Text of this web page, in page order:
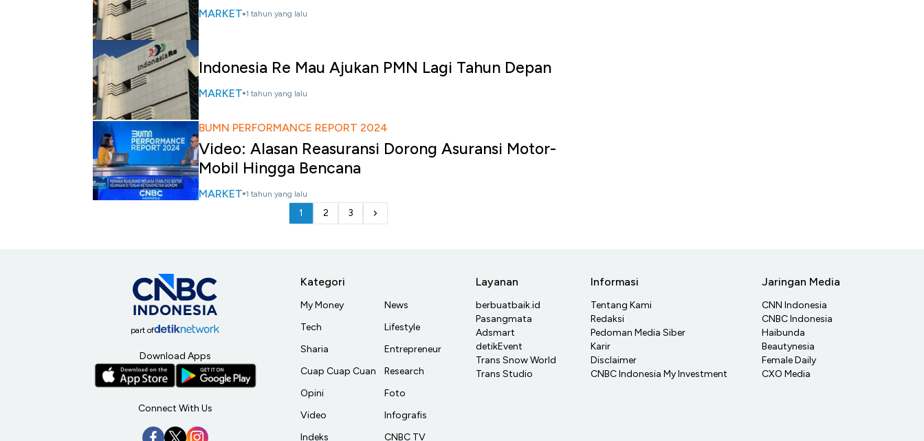
MARKET 1 tahun yang lalu
Indonesia Re Mau Ajukan PMN Lagi Tahun Depan
MARKET 1 tahun yang lalu
BUMN PERFORMANCE REPORT 2024
Video: Alasan Reasuransi Dorong Asuransi Motor-
Mobil Hingga Bencana
MARKET 1 tahun yang lalu
1 2 3
part of
Download Apps
Connect With Us
Kategori
My Money
Tech
Sharia
Cuap Cuap Cuan
Opini
Video
Indeks
News
Lifestyle
Entrepreneur
Research
Foto
Infografis
CNBC TV
Layanan
berbuatbaik.id
Pasangmata
Adsmart
detikEvent
Trans Snow World
Trans Studio
Informasi
Tentang Kami
Redaksi
Pedoman Media Siber
Karir
Disclaimer
CNBC Indonesia My Investment
Jaringan Media
CNN Indonesia
CNBC Indonesia
Haibunda
Beautynesia
Female Daily
CXO Media